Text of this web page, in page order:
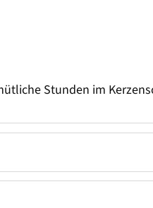
Stunden im